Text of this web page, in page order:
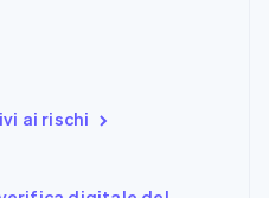
ai rischi